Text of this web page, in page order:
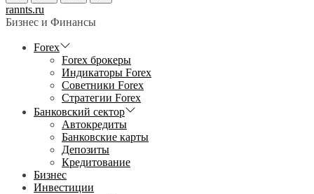
rannts.ru
Бизнес и Финансы
Forex
Forex брокеры
Индикаторы Forex
Советники Forex
Стратегии Forex
Банковский сектор
Автокредиты
Банковские карты
Депозиты
Кредитование
Бизнес
Инвестиции